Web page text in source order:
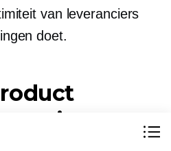
van leveranciers
doet.